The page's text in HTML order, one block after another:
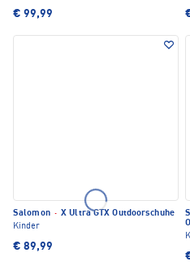
€ 99,99
Salomon · X Ultra GTX Outdoorschuhe
Kinder
€ 89,99